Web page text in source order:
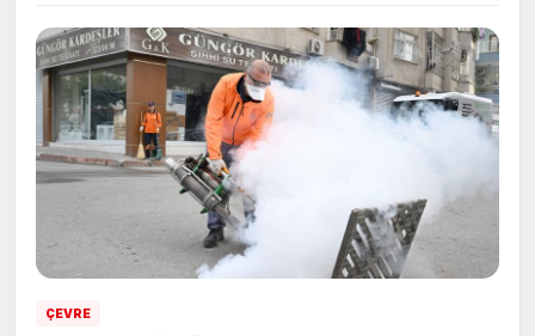
ÇEVRE